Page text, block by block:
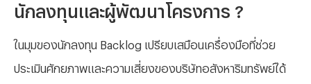
นักลงทุนและผู้พัฒนาโครงการ ?
ในมุมของนักลงทุน Backlog เปรียบเสมือนเครื่องมือที่ช่วย
ประเมินศักยภาพและความเสี่ยงของบริษัทอสังหาริมทรัพย์ได้